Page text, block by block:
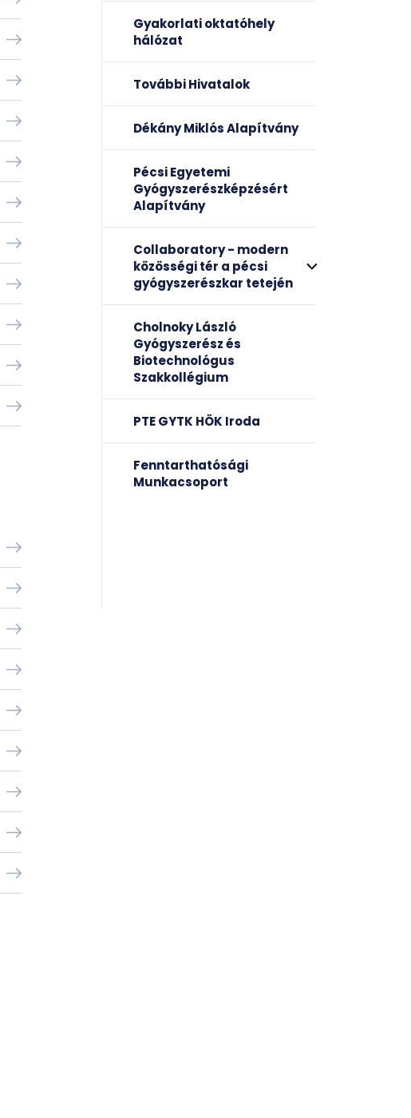
Gyakorlati oktatóhely
hálózat
További Hivatalok
Dékány Miklós Alapítvány
Pécsi Egyetemi
Gyógyszerészképzésért
Alapítvány
Collaboratory - modern
közösségi tér a pécsi
gyógyszerészkar tetején
Cholnoky László
Gyógyszerész és
Biotechnológus
Szakkollégium
PTE GYTK HÖK Iroda
Fenntarthatósági
Munkacsoport